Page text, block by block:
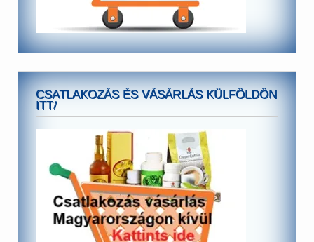
CSATLAKOZÁS ÉS VÁSÁRLÁS KÜLFÖLDÖN
ITT/